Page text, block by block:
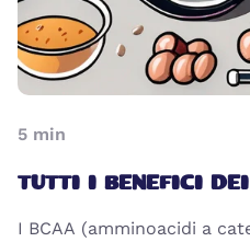
5 min
TUTTI I BENEFICI
I BCAA (amminoacidi a